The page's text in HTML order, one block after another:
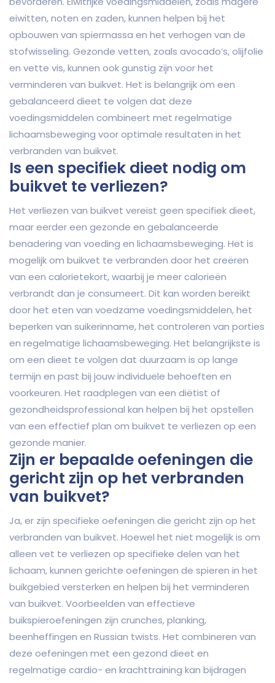
eiwitten, noten en zaden, kunnen helpen bij het
opbouwen van spiermassa en het verhogen van de
stofwisseling. Gezonde vetten, zoals avocado’s, olijfolie
en vette vis, kunnen ook gunstig zijn voor het
verminderen van buikvet. Het is belangrijk om een
gebalanceerd dieet te volgen dat deze
voedingsmiddelen combineert met regelmatige
lichaamsbeweging voor optimale resultaten in het
verbranden van buikvet.
Is een specifiek dieet nodig om
buikvet te verliezen?
Het verliezen van buikvet vereist geen specifiek dieet,
maar eerder een gezonde en gebalanceerde
benadering van voeding en lichaamsbeweging. Het is
mogelijk om buikvet te verbranden door het creëren
van een calorietekort, waarbij je meer calorieën
verbrandt dan je consumeert. Dit kan worden bereikt
door het eten van voedzame voedingsmiddelen, het
beperken van suikerinname, het controleren van porties
en regelmatige lichaamsbeweging. Het belangrijkste is
om een dieet te volgen dat duurzaam is op lange
termijn en past bij jouw individuele behoeften en
voorkeuren. Het raadplegen van een diëtist of
gezondheidsprofessional kan helpen bij het opstellen
van een effectief plan om buikvet te verliezen op een
gezonde manier.
Zijn er bepaalde oefeningen die
gericht zijn op het verbranden
van buikvet?
Ja, er zijn specifieke oefeningen die gericht zijn op het
verbranden van buikvet. Hoewel het niet mogelijk is om
alleen vet te verliezen op specifieke delen van het
lichaam, kunnen gerichte oefeningen de spieren in het
buikgebied versterken en helpen bij het verminderen
van buikvet. Voorbeelden van effectieve
buikspieroefeningen zijn crunches, planking,
beenheffingen en Russian twists. Het combineren van
deze oefeningen met een gezond dieet en
regelmatige cardio- en krachttraining kan bijdragen